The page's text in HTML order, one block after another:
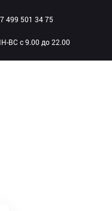
499 501 34 75
ВC c 9.00 до 22.00